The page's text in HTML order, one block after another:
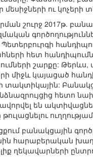
մեսիջների ու կոչերի
շուրջ 2017թ.
Պետերբուրգի
հետ
շարքը:
միջև կայացած
տակտիկային:
հետո
են
բանակցային
հարաբերական
ղեկավարների